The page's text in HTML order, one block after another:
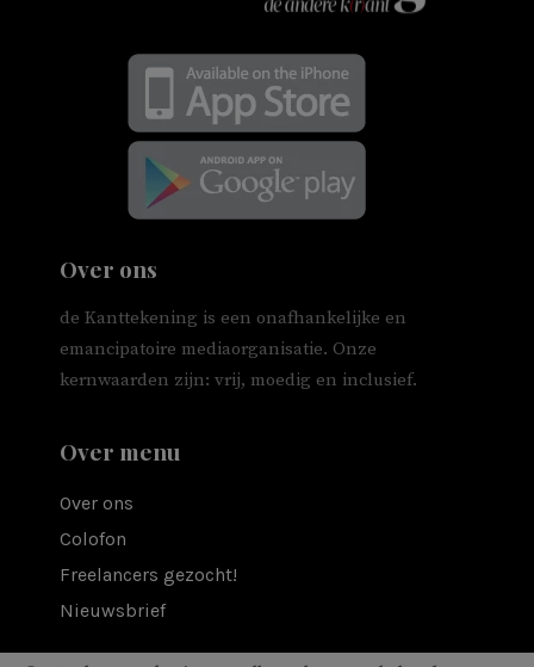
Over ons
de Kanttekening is een onafhankelijke en
emancipatoire mediaorganisatie. Onze
kernwaarden zijn: vrij, moedig en inclusief.
Over menu
Over ons
Colofon
Freelancers gezocht!
Nieuwsbrief